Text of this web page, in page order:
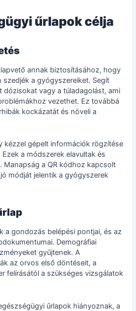
űrlapok célja
annak biztosításához, hogy
szedjék a gyógyszereiket. Segít
dózisokat vagy a túladagolást, ami
vezethet. Ez továbbá
kockázatát és növeli a
kézzel gépelt információk rögzítése
a módszerek elavultak és
Manapság a QR kódhoz kapcsolt
módját jelentik a gyógyszerek
a gondozás belépési pontjai, és az
Demográfiai
gyűjtenek. A
az orvos első döntéseit, a
felírásától a szükséges vizsgálatok
űrlapok hiányoznak, a